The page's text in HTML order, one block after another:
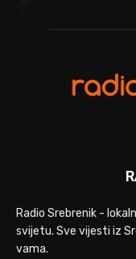
Radio Srebrenik -
svijetu. Sve vijesti iz
vama.